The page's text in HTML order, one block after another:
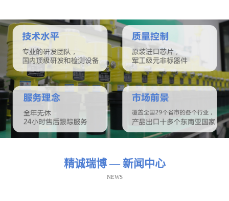
精诚瑞博 — 新闻中心
NEWS